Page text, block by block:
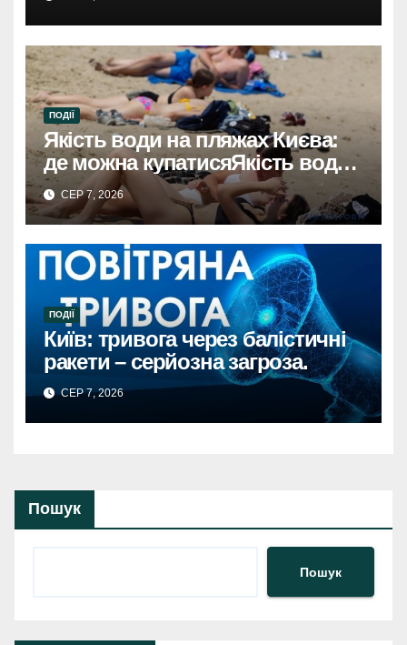
ПОДІЇ
Якість води на пляжах Києва:
де можна купатисяЯкість води
на пляжах Києва: безпечні
місця для купання.
СЕР 7, 2026
ПОДІЇ
Київ: тривога через балістичні
ракети – серйозна загроза.
СЕР 7, 2026
Пошук
Пошук